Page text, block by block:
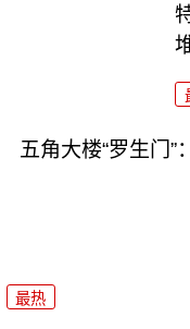
五角大楼“罗生门
最热